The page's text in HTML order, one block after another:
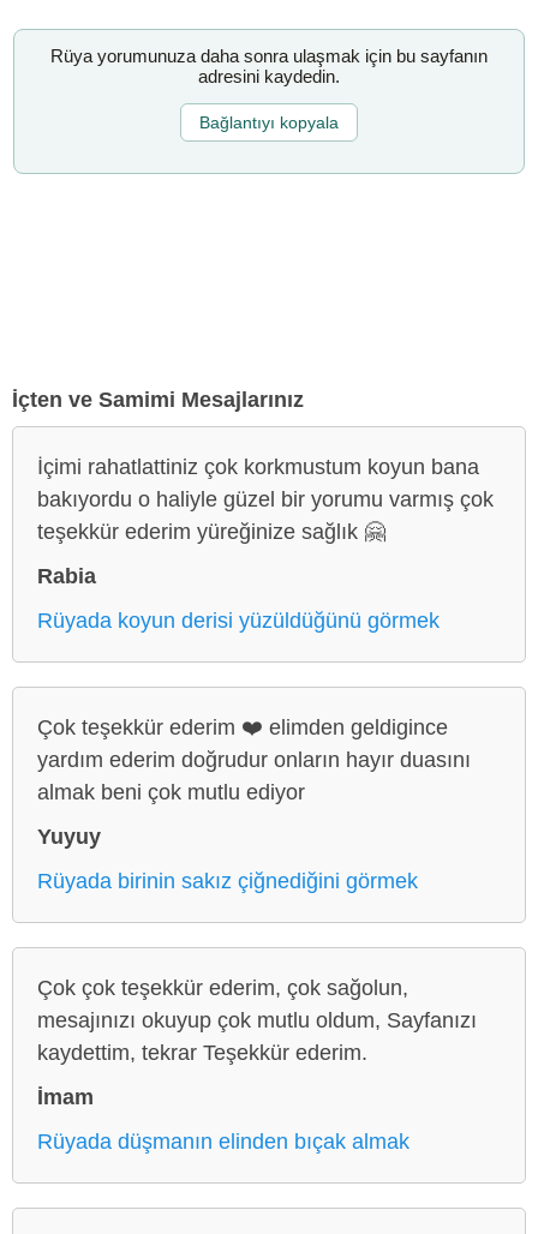
Rüya yorumunuza daha sonra ulaşmak için bu sayfanın
adresini kaydedin.
Bağlantıyı kopyala
İçten ve Samimi Mesajlarınız
İçimi rahatlattiniz çok korkmustum koyun bana
bakıyordu o haliyle güzel bir yorumu varmış çok
teşekkür ederim yüreğinize sağlık 🤗
Rabia
Rüyada koyun derisi yüzüldüğünü görmek
Çok teşekkür ederim ❤️ elimden geldigince
yardım ederim doğrudur onların hayır duasını
almak beni çok mutlu ediyor
Yuyuy
Rüyada birinin sakız çiğnediğini görmek
Çok çok teşekkür ederim, çok sağolun,
mesajınızı okuyup çok mutlu oldum, Sayfanızı
kaydettim, tekrar Teşekkür ederim.
İmam
Rüyada düşmanın elinden bıçak almak